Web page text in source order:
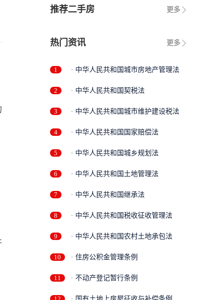
更多
推荐二手房
更多
热门资讯
1 · 中华人民共和国城市房地产管理法
2 · 中华人民共和国契税法
3 · 中华人民共和国城市维护建设税法
4 · 中华人民共和国国家赔偿法
5 · 中华人民共和国城乡规划法
6 · 中华人民共和国土地管理法
7 · 中华人民共和国继承法
8 · 中华人民共和国税收征收管理法
9 · 中华人民共和国农村土地承包法
10 · 住房公积金管理条例
11 · 不动产登记暂行条例